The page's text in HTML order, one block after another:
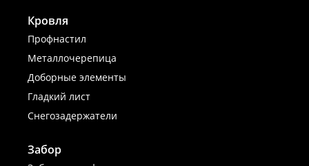
Кровля
Профнастил
Металлочерепица
Доборные элементы
Гладкий лист
Снегозадержатели
Забор